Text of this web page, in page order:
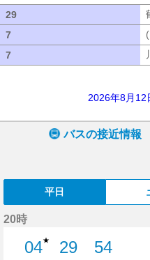
29
7
7
2026年8月12
バスの接近情報
平日
20時
04★
29
54